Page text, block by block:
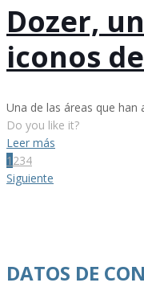
Dozer,
iconos
Una de las áreas que han
Do you like it?
Leer más
1 234
Siguiente
DATOS DE